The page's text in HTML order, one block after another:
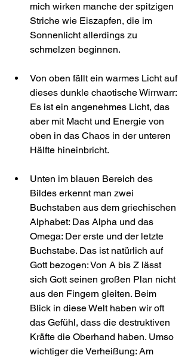
mich wirken manche der spitzigen
Striche wie Eiszapfen, die im
Sonnenlicht allerdings zu
schmelzen beginnen.
Von oben fällt ein warmes Licht auf
dieses dunkle chaotische Wirrwarr:
Es ist ein angenehmes Licht, das
aber mit Macht und Energie von
oben in das Chaos in der unteren
Hälfte hineinbricht.
Unten im blauen Bereich des
Bildes erkennt man zwei
Buchstaben aus dem griechischen
Alphabet: Das Alpha und das
Omega: Der erste und der letzte
Buchstabe. Das ist natürlich auf
Gott bezogen: Von A bis Z lässt
sich Gott seinen großen Plan nicht
aus den Fingern gleiten. Beim
Blick in diese Welt haben wir oft
das Gefühl, dass die destruktiven
Kräfte die Oberhand haben. Umso
wichtiger die Verheißung: Am